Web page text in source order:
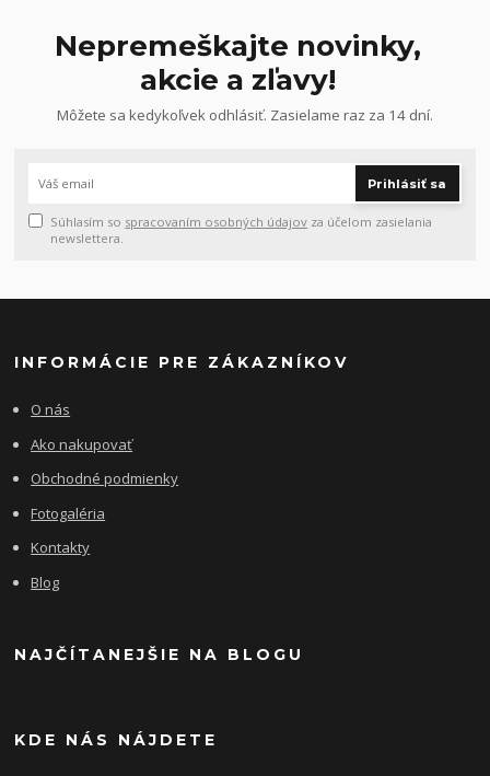
Nepremeškajte novinky,
akcie a zľavy!
Môžete sa kedykoľvek odhlásiť. Zasielame raz za 14 dní.
Prihlásiť sa
Súhlasím so spracovaním osobných údajov za účelom zasielania
newslettera.
INFORMÁCIE PRE ZÁKAZNÍKOV
O nás
Ako nakupovať
Obchodné podmienky
Fotogaléria
Kontakty
Blog
NAJČÍTANEJŠIE NA BLOGU
KDE NÁS NÁJDETE